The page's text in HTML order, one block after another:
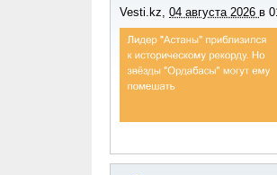
Vesti.kz, 04 августа 2026 в